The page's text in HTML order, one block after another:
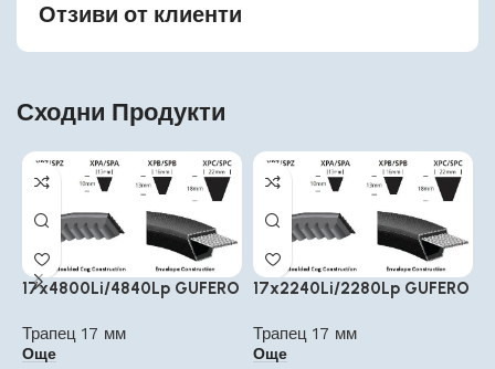
Отзиви от клиенти
Сходни Продукти
17x4800Li/4840Lp GUFERO
Трапец 17 мм
Още
17x2240Li/2280Lp GUFERO
Трапец 17 мм
Още